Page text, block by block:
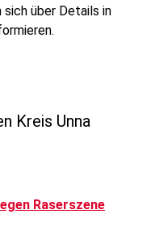
sich über Details in
Kreis Unna
Raserszene